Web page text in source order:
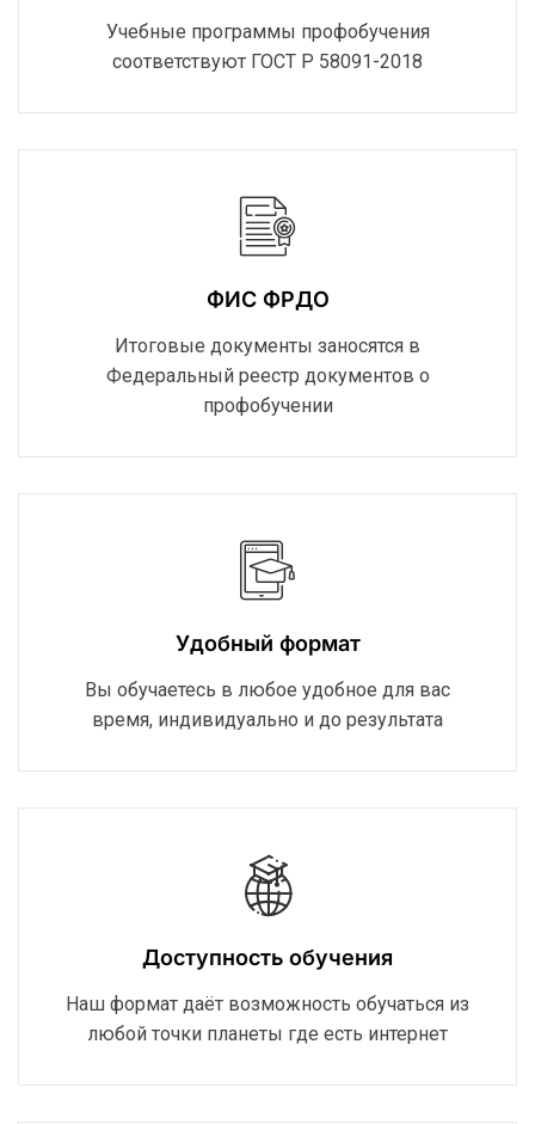
Учебные программы профобучения
соответствуют ГОСТ Р 58091-2018
ФИС ФРДО
Итоговые документы заносятся в
Федеральный реестр документов о
профобучении
Удобный формат
Вы обучаетесь в любое удобное для вас
время, индивидуально и до результата
Доступность обучения
Наш формат даёт возможность обучаться из
любой точки планеты где есть интернет